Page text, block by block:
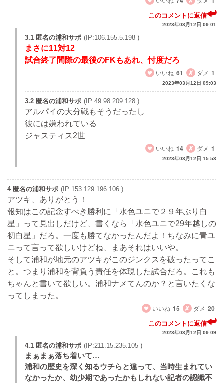
このコメントに返信
2023年03月12日 09:01
3.1 匿名の浦和サポ (IP:106.155.5.198 )
まさに11対12
試合終了間際の最後のFKもあれ、忖度だろ
いいね 61 ダメ 1
2023年03月12日 09:03
3.2 匿名の浦和サポ (IP:49.98.209.128 )
アルパイの大分戦もそうだったし
彼には嫌われている
ジャスティス2世
いいね 14 ダメ 1
2023年03月12日 15:53
4 匿名の浦和サポ (IP:153.129.196.106 )
アツキ、ありがとう！
報知はこの記念すべき勝利に「水色ユニで２９年ぶり白
星」って見出しだけど、書くなら「水色ユニで29年越しの
初白星」だろ。一度も勝てなかったんだよ！ちなみに青ユ
ニって言って欲しいけどね、まあそれはいいや。
そして浦和が地元のアツキがこのジンクスを破ったってこ
と。つまり浦和を背負う責任を体現した試合だろ。これも
ちゃんと書いて欲しい。浦和ナメてんのか？と言いたくな
ってしまった。
いいね 15 ダメ 20
このコメントに返信
2023年03月12日 09:09
4.1 匿名の浦和サポ (IP:211.15.235.105 )
まぁまぁ落ち着いて…
浦和の歴史を深く知るウチらと違って、当時生まれてい
なかったか、幼少期であったかもしれない記者の認識不